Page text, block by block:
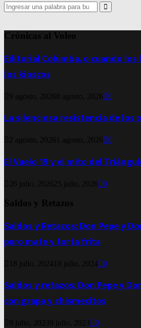
Search
for:
Search
Crónicas al Voleo
Editorial Columba, o cuando
los kioscos
9 agosto, 20268 agosto, 2026 0
La silenciosa resistencia de los
2 agosto, 2026 1 agosto, 2026 0
El Vuelo 19 y el mito del
26 julio, 2026 25 julio, 2026 0
Saldos y Retazos
Saldos y Retazos: Don Pepe y
puro mate y torta frita
18 julio, 2024 18 julio, 2024 0
Saldos y retazos: Don Pepe y
con grapa y chismecitos
9 julio, 20239 julio, 2023 0